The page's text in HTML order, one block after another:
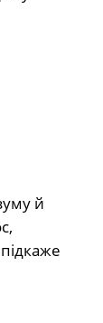
й